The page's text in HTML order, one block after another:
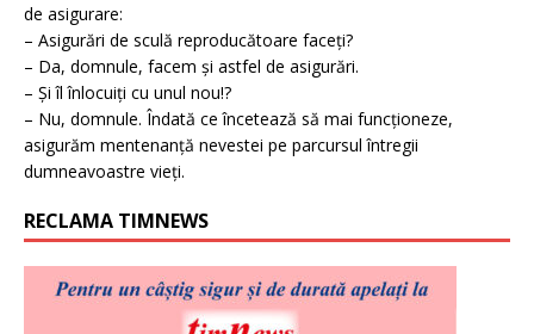
de asigurare:
– Asigurări de sculă reproducătoare faceți?
– Da, domnule, facem și astfel de asigurări.
– Și îl înlocuiți cu unul nou!?
– Nu, domnule. Îndată ce încetează să mai funcționeze,
asigurăm mentenanță nevestei pe parcursul întregii
dumneavoastre vieți.
RECLAMA TIMNEWS